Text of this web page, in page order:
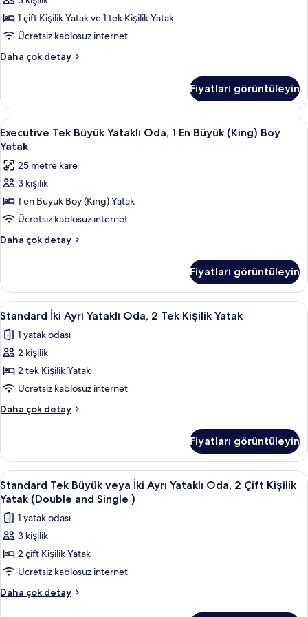
Single
)
için
tüm
görün
1 çift Kişilik Yatak ve 1 tek Kişilik Yatak
Ücretsiz kablosuz internet
Daha çok detay
Superior
Single
hakkında
daha
detay
Fiyatları görüntüleyin
Executive
Tek
Büyük
Yataklı
Oda,
1
En
Büyük
Yatak
için
tüm
fotoğrafları
görün
Executive Tek Büyük Yataklı Oda, 1
9
Executive Tek Büyük Yataklı Oda, 1 En Büyük (King) Boy
Yatak
25 metre kare
3 kişilik
1 en Büyük Boy (King) Yatak
Ücretsiz kablosuz internet
Daha çok detay
Executive
Oda,
En
(King)
Boy
hakkında
daha
detay
Fiyatları görüntüleyin
Standard
İki
Ayrı
Yataklı
Oda,
2
Tek
Kişilik
için
tüm
fotoğrafları
görün
Anti alerjik yatak takımı, masa,
4
Standard İki Ayrı Yataklı Oda, 2 Tek Kişilik Yatak
1 yatak odası
2 kişilik
2 tek Kişilik Yatak
Ücretsiz kablosuz internet
Daha çok detay
Standard
Oda,
Tek
Kişilik
hakkında
daha
detay
Fiyatları görüntüleyin
Standard
Tek
Büyük
veya
İki
Ayrı
Yataklı
Oda,
Anti alerjik yatak takımı, masa,
4
Standard Tek Büyük veya İki Ayrı Yataklı Oda, 2 Çift Kişilik
Yatak (Double and Single )
1 yatak odası
3 kişilik
2 çift Kişilik Yatak
Ücretsiz kablosuz internet
Daha çok detay
Standard